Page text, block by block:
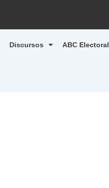
Discursos ABC Electoral